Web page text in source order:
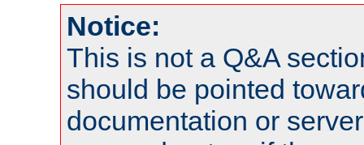
Notice:
This is not a Q&A
should be pointed
documentation or